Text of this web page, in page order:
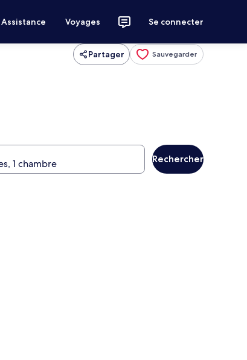
Assistance Voyages Se connecter
Partager Sauvegarder
Rechercher